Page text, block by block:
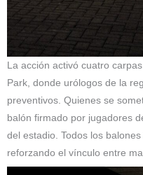
La acción activó cuatro
Park, donde urólogos de la
preventivos. Quienes se
balón firmado por jugadores
del estadio. Todos los
reforzando el vínculo entre